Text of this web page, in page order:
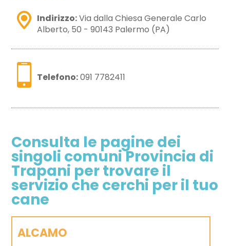
Indirizzo: Via dalla Chiesa Generale Carlo
Alberto, 50 - 90143 Palermo (PA)
Telefono: 091 7782411
Consulta le pagine dei
singoli comuni Provincia di
Trapani per trovare il
servizio che cerchi per il tuo
cane
ALCAMO